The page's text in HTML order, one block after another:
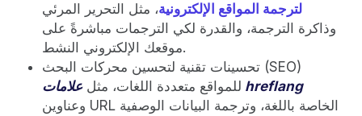
لترجمة المواقع الإلكترونية، مثل التحرير المرئي
وذاكرة الترجمة، والقدرة لكي الترجمات مباشرةً على
موقعك الإلكتروني النشط.
تحسينات تقنية لتحسين محركات البحث (SEO)
للمواقع متعددة اللغات، مثل علامات hreflang
وعناوين URL الخاصة باللغة، وترجمة البيانات الوصفية